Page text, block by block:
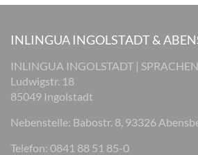
INLINGUA INGOLSTADT &
INLINGUA INGOLSTADT |
Ludwigstr. 18
85049 Ingolstadt
Nebenstelle: Babostr. 8, 93326
Telefon: 0841 88 51 85-0